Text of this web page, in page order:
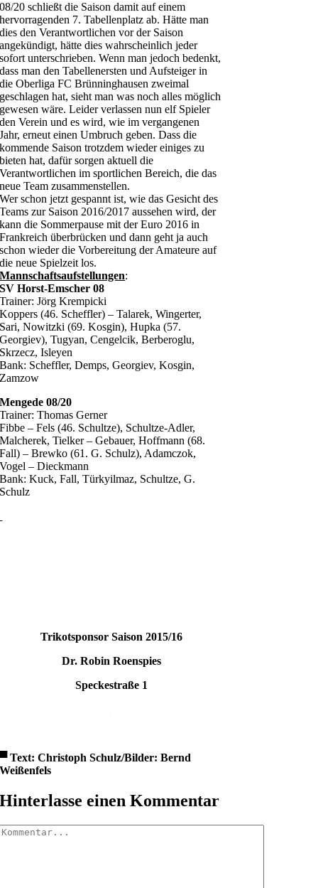
08/20 schließt die Saison damit auf einem
hervorragenden 7. Tabellenplatz ab. Hätte man
dies den Verantwortlichen vor der Saison
angekündigt, hätte dies wahrscheinlich jeder
sofort unterschrieben. Wenn man jedoch bedenkt,
dass man den Tabellenersten und Aufsteiger in
die Oberliga FC Brünninghausen zweimal
geschlagen hat, sieht man was noch alles möglich
gewesen wäre. Leider verlassen nun elf Spieler
den Verein und es wird, wie im vergangenen
Jahr, erneut einen Umbruch geben. Dass die
kommende Saison trotzdem wieder einiges zu
bieten hat, dafür sorgen aktuell die
Verantwortlichen im sportlichen Bereich, die das
neue Team zusammenstellen.
Wer schon jetzt gespannt ist, wie das Gesicht des
Teams zur Saison 2016/2017 aussehen wird, der
kann die Sommerpause mit der Euro 2016 in
Frankreich überbrücken und dann geht ja auch
schon wieder die Vorbereitung der Amateure auf
die neue Spielzeit los.
Mannschaftsaufstellungen:
SV Horst-Emscher 08
Trainer: Jörg Krempicki
Koppers (46. Scheffler) – Talarek, Wingerter,
Sari, Nowitzki (69. Kosgin), Hupka (57.
Georgiev), Tugyan, Cengelcik, Berberoglu,
Skrzecz, Isleyen
Bank: Scheffler, Demps, Georgiev, Kosgin,
Zamzow
Mengede 08/20
Trainer: Thomas Gerner
Fibbe – Fels (46. Schultze), Schultze-Adler,
Malcherek, Tielker – Gebauer, Hoffmann (68.
Fall) – Brewko (61. G. Schulz), Adamczok,
Vogel – Dieckmann
Bank: Kuck, Fall, Türkyilmaz, Schultze, G.
Schulz
Trikotsponsor Saison 2015/16
Dr. Robin Roenspies
Speckestraße 1
▀Text: Christoph Schulz/Bilder: Bernd
Weißenfels
Hinterlasse einen Kommentar